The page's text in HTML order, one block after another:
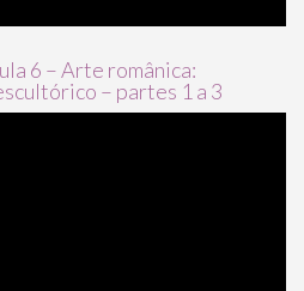
6 – Arte românica:
– partes 1 a 3